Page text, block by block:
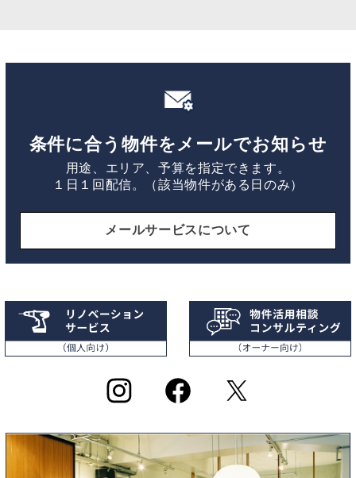
条件に合う物件をメールでお知らせ
用途、エリア、予算を指定できます。
１日１回配信。（該当物件がある日のみ）
メールサービスについて